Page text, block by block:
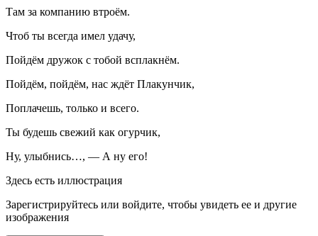
Там за компанию втроём.
Чтоб ты всегда имел удачу,
Пойдём дружок с тобой всплакнём.
Пойдём, пойдём, нас ждёт Плакунчик,
Поплачешь, только и всего.
Ты будешь свежий как огурчик,
Ну, улыбнись…, — А ну его!
Здесь есть иллюстрация
Зарегистрируйтесь или войдите, чтобы увидеть ее и другие
изображения